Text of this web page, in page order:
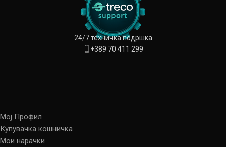
24/7 техничка подршка
+389 70 411 299
Мој Профил
Купувачка кошничка
Мои нарачки